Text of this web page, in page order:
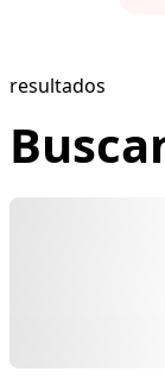
resultados